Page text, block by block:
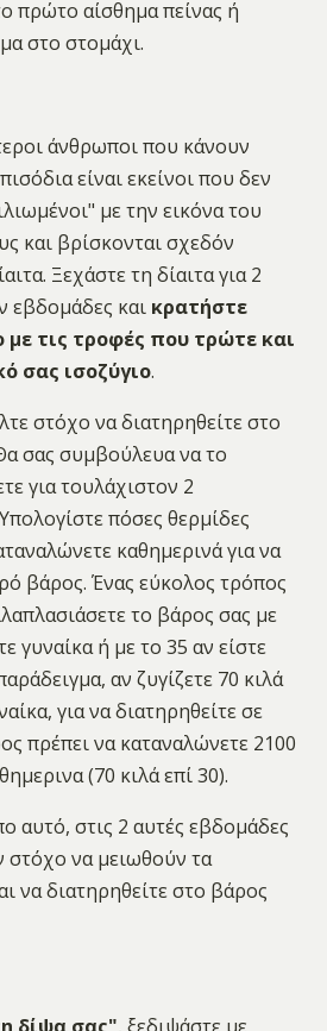
πρώτο αίσθημα πείνας ή
στο στομάχι.
άνθρωποι που κάνουν
είναι εκείνοι που δεν
με την εικόνα του
και βρίσκονται σχεδόν
Ξεχάστε τη δίαιτα για 2
εβδομάδες και κρατήστε
με τις τροφές που τρώτε και
σας ισοζύγιο.
στόχο να διατηρηθείτε στο
σας συμβούλευα να το
για τουλάχιστον 2
πόσες θερμίδες
καθημερινά για να
βάρος. Ένας εύκολος τρόπος
το βάρος σας με
γυναίκα ή με το 35 αν είστε
αν ζυγίζετε 70 κιλά
για να διατηρηθείτε σε
πρέπει να καταναλώνετε 2100
(70 κιλά επί 30).
αυτό, στις 2 αυτές εβδομάδες
στόχο να μειωθούν τα
να διατηρηθείτε στο βάρος